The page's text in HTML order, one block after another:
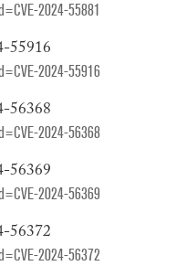
2024-55881
55916
2024-55916
56368
2024-56368
56369
2024-56369
56372
2024-56372